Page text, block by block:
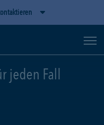
jeden Fall